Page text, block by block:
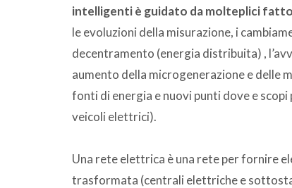
intelligenti è guidato da molteplici
le evoluzioni della misurazione, i
decentramento (energia distribuita) ,
aumento della microgenerazione e delle
fonti di energia e nuovi punti dove e
veicoli elettrici).
Una rete elettrica è una rete per fornire
trasformata (centrali elettriche e